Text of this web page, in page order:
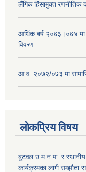
लैंगिक हिंसामुक्त रणनीतिक
आर्थिक बर्ष २०७३।०७४ मा
विवरण
आ.व. २०७२/०७३ मा
लोकप्रिय विषय
बुटवल उ.म.न.पा. र स्थानीय
कार्यक्रमका लागी सम्झौता